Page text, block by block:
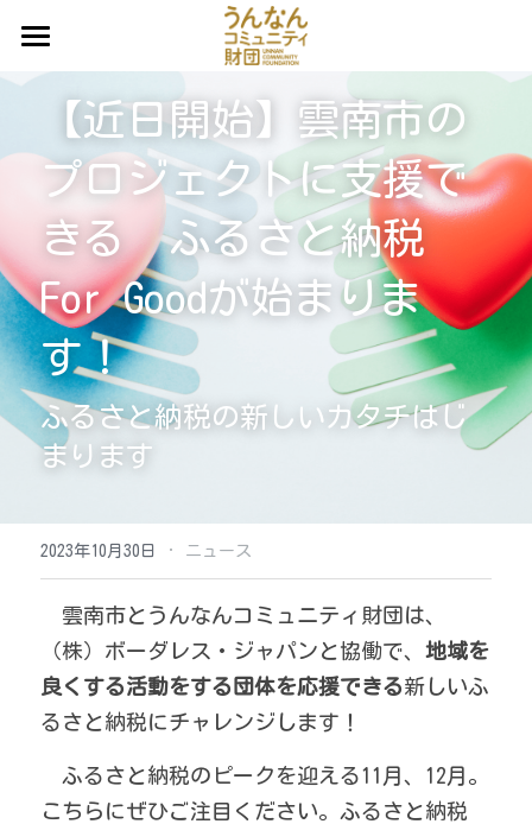
プロジェクト一覧
寄付募集中のプロジェクト（みんなでカン
不動産等資源活用事業
調査研究事業
（公募中）UnnanU-25基金助成事業
（公募中）こらまたなんだら基金助成事業
成プログラム
うんなんローカルマニュフェスト＆ローカ
リストプログラム
うんコミュだより
団体概要
事業一覧
ご寄付
ご寄付
不動産のご寄付
遺贈寄付
お問い合わせ
検索
【近日開始】雲南市の
プロジェクトに支援で
きる　ふるさと納税
For Goodが始まりま
す！
ふるさと納税の新しいカタチはじ
まります
2023年10月30日 · ニュース
雲南市とうんなんコミュニティ財団は、
（株）ボーダレス・ジャパンと協働で、 地域を
良くする活動をする団体を応援できる新しいふ
るさと納税にチャレンジします！
ふるさと納税のピークを迎える11月、12月。
こちらにぜひご注目ください。ふるさと納税